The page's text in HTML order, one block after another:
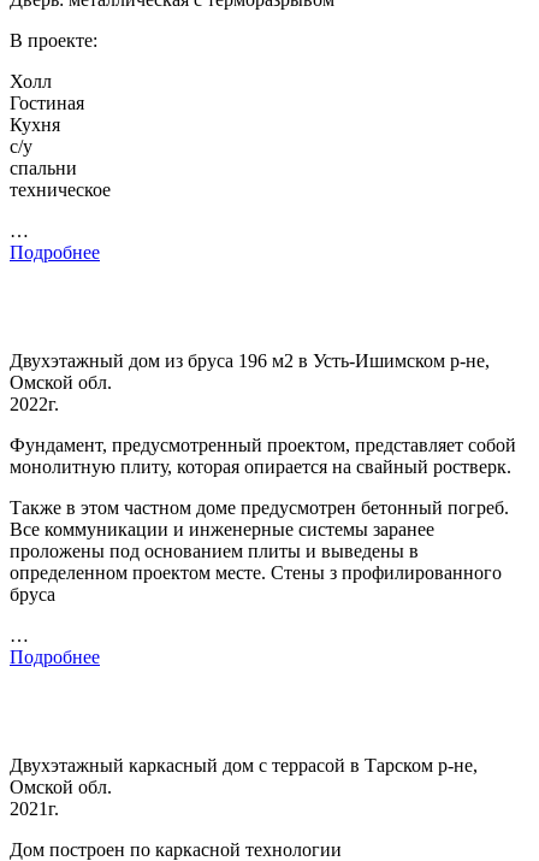
В проекте:
Холл
Гостиная
Кухня
с/у
спальни
техническое
…
Подробнее
Двухэтажный дом из бруса 196 м2 в Усть-Ишимском р-не,
Омской обл.
2022г.
Фундамент, предусмотренный проектом, представляет собой
монолитную плиту, которая опирается на свайный ростверк.
Также в этом частном доме предусмотрен бетонный погреб.
Все коммуникации и инженерные системы заранее
проложены под основанием плиты и выведены в
определенном проектом месте. Стены з профилированного
бруса
…
Подробнее
Двухэтажный каркасный дом с террасой в Тарском р-не,
Омской обл.
2021г.
Дом построен по каркасной технологии